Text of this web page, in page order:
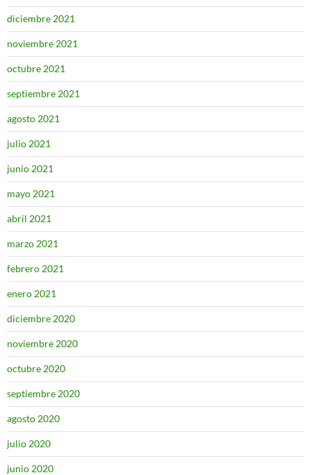
diciembre 2021
noviembre 2021
octubre 2021
septiembre 2021
agosto 2021
julio 2021
junio 2021
mayo 2021
abril 2021
marzo 2021
febrero 2021
enero 2021
diciembre 2020
noviembre 2020
octubre 2020
septiembre 2020
agosto 2020
julio 2020
junio 2020